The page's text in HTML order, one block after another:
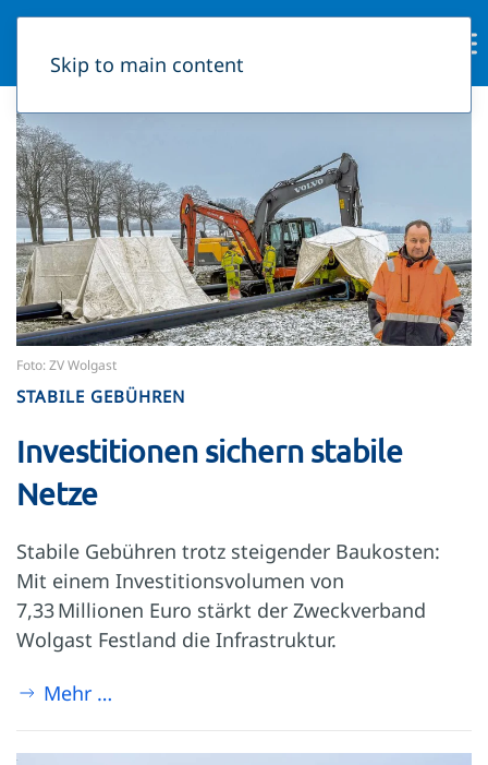
Skip to main content
Foto: ZV Wolgast
STABILE GEBÜHREN
Investitionen sichern stabile
Netze
Stabile Gebühren trotz steigender Baukosten:
Mit einem Investitionsvolumen von
7,33 Millionen Euro stärkt der Zweckverband
Wolgast Festland die Infrastruktur.
Mehr …